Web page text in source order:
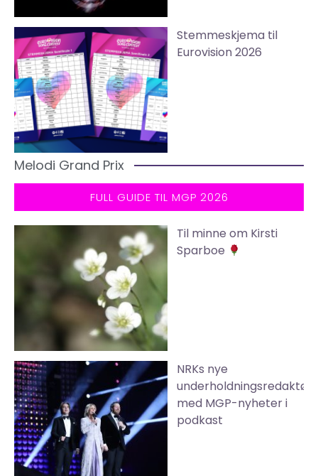
Stemmeskjema til
Eurovision 2026
Melodi Grand Prix
FULL GUIDE TIL MGP 2026
Til minne om Kirsti
Sparboe
NRKs nye
underholdningsredaktør
med MGP-nyheter i
podkast